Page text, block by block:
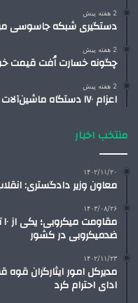
2 هفته پیش
دستگیری شبکه جاسوسی
2 هفته پیش
چگونه خسارت اُفت قیمت
2 هفته پیش
اعزام ۱۷۰ دستگاه ماشین‌آلات شهرداری تهران برای مراسم اربعین
منتخب اخبار
۱۴۰۲/۱۱/۲۰
معاون وزیر دادگستری:
۱۴۰۳/۰۸/۲۶
ضدمیکروبی در کشور
۱۴۰۲/۱۱/۲۳
مدیرکل امور ایثارگران
ادای احترام کرد